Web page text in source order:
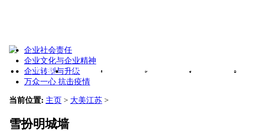
首 页 经贸新闻 协会动态 公告通知 企业风采
企业社会责任
企业文化与企业精神
企业转型与升级
万众一心 抗击疫情
当前位置: 主页 > 大美江苏 >
雪扮明城墙